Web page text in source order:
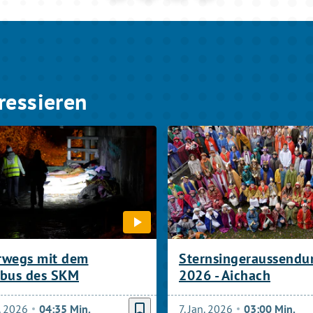
mit dem
des SKM
2026 04:35 Min. bookmark_border
2026 - Aichach
7. Jan. 2026 03:00 Min.